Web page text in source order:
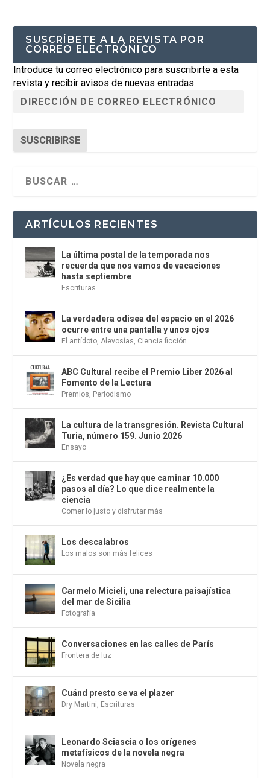
SUSCRÍBETE A LA REVISTA POR
CORREO ELECTRÓNICO
Introduce tu correo electrónico para suscribirte a esta
revista y recibir avisos de nuevas entradas.
SUSCRIBIRSE
ARTÍCULOS RECIENTES
La última postal de la temporada nos
recuerda que nos vamos de vacaciones
hasta septiembre
Escrituras
La verdadera odisea del espacio en el 2026
ocurre entre una pantalla y unos ojos
El antídoto,Alevosías, Ciencia ficción
ABC Cultural recibe el Premio Liber 2026 al
Fomento de la Lectura
Premios, Periodismo
La cultura de la transgresión. Revista Cultural
Turia, número 159. Junio 2026
Ensayo
¿Es verdad que hay que caminar 10.000
pasos al día? Lo que dice realmente la
ciencia
Comer lo justo y disfrutar más
Los descalabros
Los malos son más felices
Carmelo Micieli, una relectura paisajística
del mar de Sicilia
Fotografía
Conversaciones en las calles de París
Frontera de luz
Cuánd presto se va el plazer
Dry Martini, Escrituras
Leonardo Sciascia o los orígenes
metafísicos de la novela negra
Novela negra